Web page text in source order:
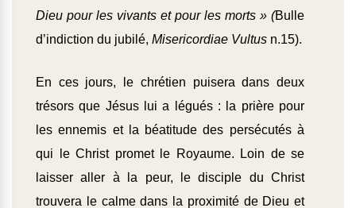
Dieu pour les vivants et pour les morts » (Bulle
d’indiction du jubilé, Misericordiae Vultus n.15).
En ces jours, le chrétien puisera dans deux
trésors que Jésus lui a légués : la prière pour
les ennemis et la béatitude des persécutés à
qui le Christ promet le Royaume. Loin de se
laisser aller à la peur, le disciple du Christ
trouvera le calme dans la proximité de Dieu et